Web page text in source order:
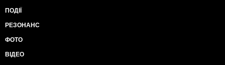
ПОДІЇ
РЕЗОНАНС
ФОТО
ВІДЕО